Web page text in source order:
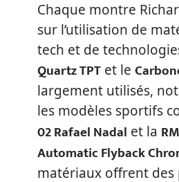
Chaque montre
sur l’utilisation de
tech et de
Quartz TPT et le
largement utilisés,
les modèles sportifs
02 Rafael Nadal et la
Automatic Flyback
matériaux offrent